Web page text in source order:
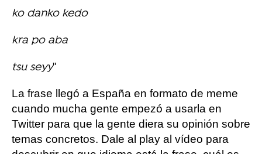
ko danko kedo
kra po aba
tsu seyy"
La frase llegó a España en formato de meme
cuando mucha gente empezó a usarla en
Twitter para que la gente diera su opinión sobre
temas concretos. Dale al play al vídeo para